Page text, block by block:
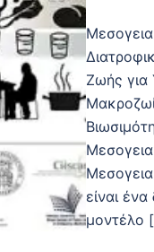
Ζωής για
είναι ένα
μοντέλο